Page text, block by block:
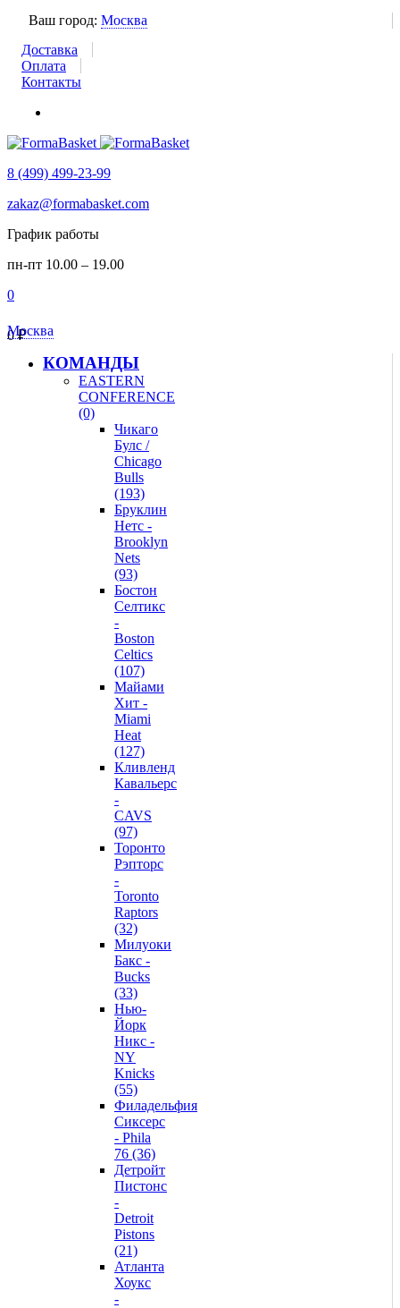
Ваш город: Москва
Доставка
Оплата
Контакты
8 (499) 499-23-99
zakaz@formabasket.com
График работы
пн-пт 10.00 – 19.00
0
0₽
Москва
КОМАНДЫ
EASTERN
CONFERENCE
(0)
Чикаго
Булс /
Chicago
Bulls
(193)
Бруклин
Нетс -
Brooklyn
Nets
(93)
Бостон
Селтикс
-
Boston
Celtics
(107)
Майами
Хит -
Miami
Heat
(127)
Кливленд
Кавальерс
-
CAVS
(97)
Торонто
Рэпторс
-
Toronto
Raptors
(32)
Милуоки
Бакс -
Bucks
(33)
Нью-
Йорк
Никс -
NY
Knicks
(55)
Филадельфия
Сиксерс
- Phila
76 (36)
Детройт
Пистонс
-
Detroit
Pistons
(21)
Атланта
Хоукс
-